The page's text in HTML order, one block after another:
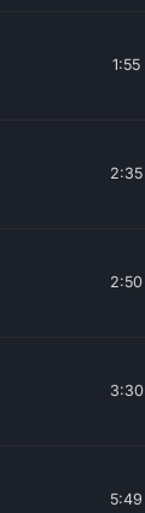
1:55
2:35
2:50
3:30
5:49